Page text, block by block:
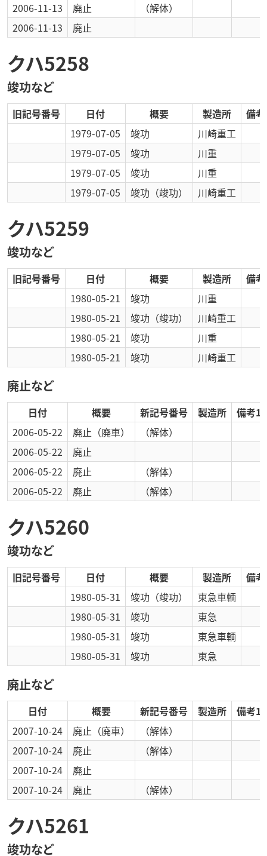
2006-11-13
廃止
（解体）
2006-11-13
廃止
クハ5258
竣功など
旧記号番号 日付 概要 製造所
備
1979-07-05
竣功
川崎重工
1979-07-05
竣功
川重
1979-07-05
竣功
川重
1979-07-05
竣功 （竣功） 川崎重工
クハ5259
竣功など
旧記号番号 日付 概要 製造所
備
1980-05-21
竣功
川重
1980-05-21
竣功 （竣功）
川崎重工
1980-05-21
竣功
川重
1980-05-21
竣功 川崎重工
廃止など
日付 概要 新記号番号 製造所
備考1
2006-05-22
廃止 （廃車）
（解体）
2006-05-22
廃止
2006-05-22
廃止
（解体）
2006-05-22
廃止 （解体）
クハ5260
竣功など
旧記号番号 日付 概要 製造所
備
1980-05-31
竣功 （竣功）
東急車輌
1980-05-31
竣功
東急
1980-05-31
竣功
東急車輌
1980-05-31
竣功 東急
廃止など
日付 概要 新記号番号 製造所
備考1
2007-10-24
廃止 （廃車）
（解体）
2007-10-24
廃止
（解体）
2007-10-24
廃止
2007-10-24
廃止 （解体）
クハ5261
竣功など